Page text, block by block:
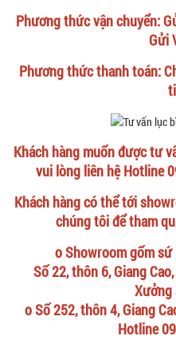
Phương thức vận chuyển:
Gửi
Phương thức thanh toán:
Khách hàng muốn được tư
vui lòng liên hệ Hotline
Khách hàng có thể tới
chúng tôi để tham
o Showroom gốm
Số 22, thôn 6, Giang
Xưởng
o Số 252, thôn 4, Giang
Hotline